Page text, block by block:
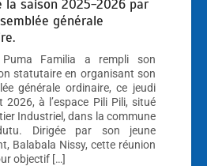
la saison 2025-2026 par
générale
Familia a rempli son
statutaire en organisant son
générale ordinaire, ce jeudi
2026, à l’espace Pili Pili, situé
Industriel, dans la commune
Dirigée par son jeune
Balabala Nissy, cette réunion
objectif […]